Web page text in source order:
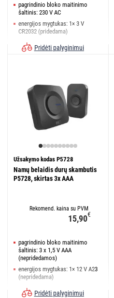
pagrindinio bloko maitinimo
šaltinis: 230 V AC
energijos mygtukas: 1× 3 V
CR2032 (pridedama)
mygtuko pasiekimas: 150 m
Pridėti palyginimui
Užsakymo kodas P5728
Namų belaidis durų skambutis
P5728, skirtas 3x AAA
Rekomend. kaina su PVM
15,90€
pagrindinio bloko maitinimo
šaltinis: 3 x 1,5 V AAA
(nepridedamos)
energijos mygtukas: 1× 12 V A23
(nepridedama)
mygtuko pasiekimas: 180 m
Pridėti palyginimui